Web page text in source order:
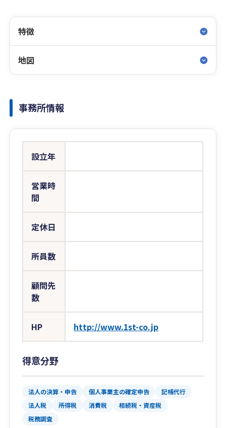
特徴
地図
事務所情報
設立年
営業時
間
定休日
所員数
顧問先
数
HP http://www.1st-co.jp
得意分野
法人の決算・申告 個人事業主の確定申告
記帳代行
法人税
所得税 消費税
相続税・資産税
税務調査